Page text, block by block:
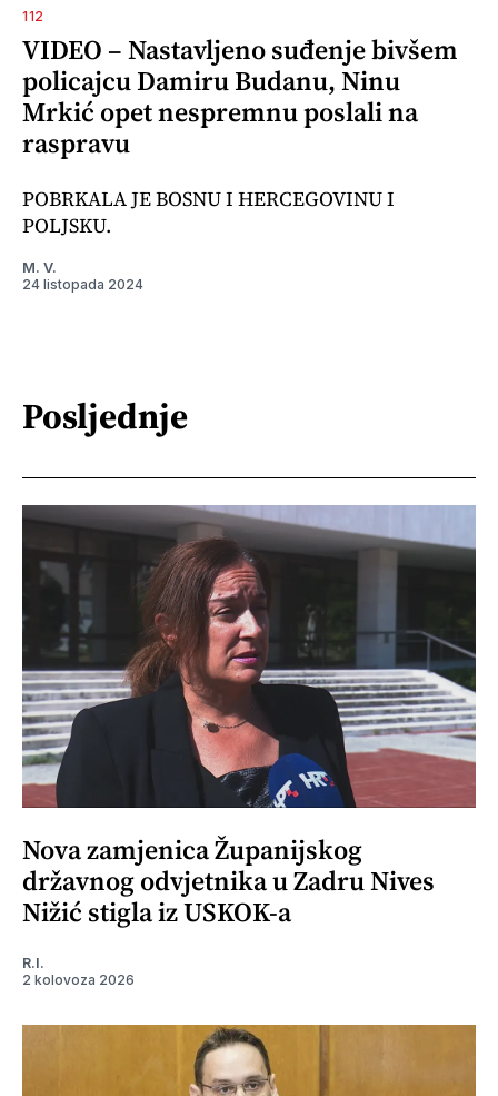
112
VIDEO – Nastavljeno suđenje bivšem
policajcu Damiru Budanu, Ninu
Mrkić opet nespremnu poslali na
raspravu
POBRKALA JE BOSNU I HERCEGOVINU I
POLJSKU.
M. V.
24 listopada 2024
Posljednje
Nova zamjenica Županijskog
državnog odvjetnika u Zadru Nives
Nižić stigla iz USKOK-a
R.I.
2 kolovoza 2026